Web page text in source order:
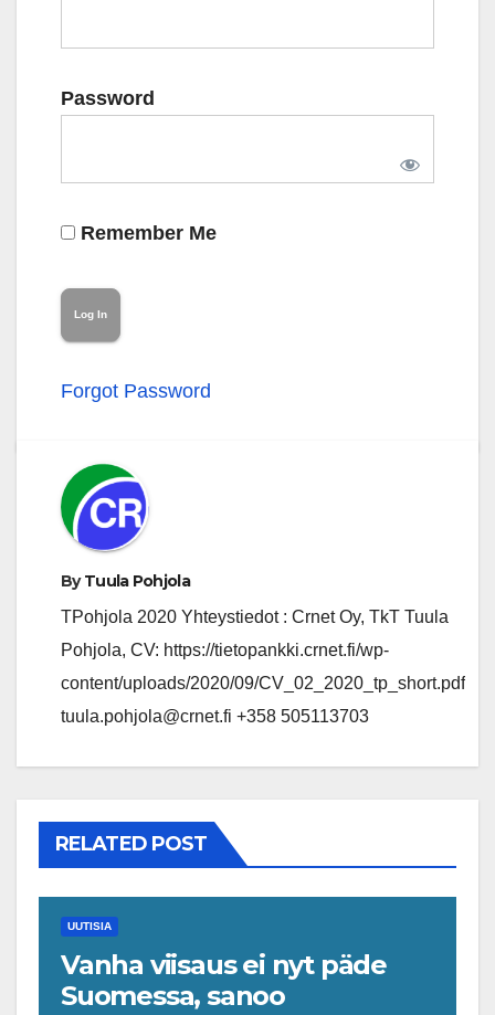
Password
Remember Me
Forgot Password
ByTuula Pohjola
TPohjola 2020 Yhteystiedot : Crnet Oy, TkT Tuula
Pohjola, CV: https://tietopankki.crnet.fi/wp-
content/uploads/2020/09/CV_02_2020_tp_short.pdf
tuula.pohjola@crnet.fi +358 505113703
RELATED POST
UUTISIA
Vanha viisaus ei nyt päde
Suomessa, sanoo